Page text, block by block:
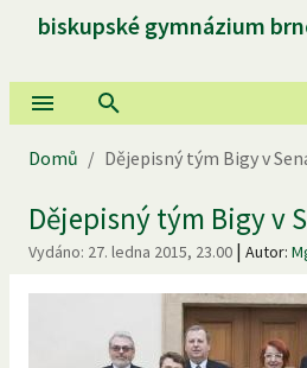
biskupské gymnázium
Domů / Dějepisný tým Bigy v
Dějepisný tým Bigy v
Vydáno: 27. ledna 2015, 23.00 | Autor: